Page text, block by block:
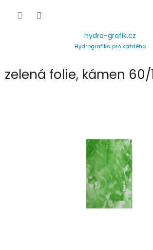
hydro-grafik.cz
Hydrografika pro každého
zelená folie, kámen